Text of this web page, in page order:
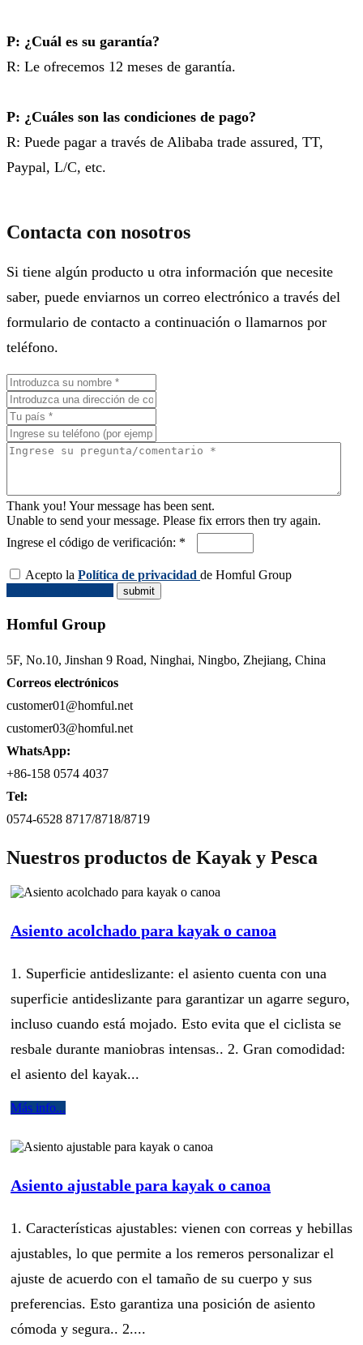
P: ¿Cuál es su garantía?
R: Le ofrecemos 12 meses de garantía.
P: ¿Cuáles son las condiciones de pago?
R: Puede pagar a través de Alibaba trade assured, TT,
Paypal, L/C, etc.
Contacta con nosotros
Si tiene algún producto u otra información que necesite
saber, puede enviarnos un correo electrónico a través del
formulario de contacto a continuación o llamarnos por
teléfono.
Thank you! Your message has been sent.
Unable to send your message. Please fix errors then try again.
Ingrese el código de verificación: *
Acepto la Política de privacidad de Homful Group
Homful Group
5F, No.10, Jinshan 9 Road, Ninghai, Ningbo, Zhejiang, China
Correos electrónicos
customer01@homful.net
customer03@homful.net
WhatsApp:
+86-158 0574 4037
Tel:
0574-6528 8717/8718/8719
Nuestros productos de Kayak y Pesca
Asiento acolchado para kayak o canoa
1. Superficie antideslizante: el asiento cuenta con una
superficie antideslizante para garantizar un agarre seguro,
incluso cuando está mojado. Esto evita que el ciclista se
resbale durante maniobras intensas.. 2. Gran comodidad:
el asiento del kayak...
Más info...
Asiento ajustable para kayak o canoa
1. Características ajustables: vienen con correas y hebillas
ajustables, lo que permite a los remeros personalizar el
ajuste de acuerdo con el tamaño de su cuerpo y sus
preferencias. Esto garantiza una posición de asiento
cómoda y segura.. 2....